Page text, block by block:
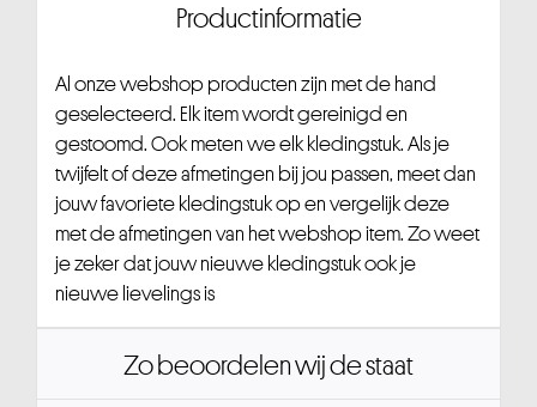
Productinformatie
Al onze webshop producten zijn met de hand
geselecteerd. Elk item wordt gereinigd en
gestoomd. Ook meten we elk kledingstuk. Als je
twijfelt of deze afmetingen bij jou passen, meet dan
jouw favoriete kledingstuk op en vergelijk deze
met de afmetingen van het webshop item. Zo weet
je zeker dat jouw nieuwe kledingstuk ook je
nieuwe lievelings is
Zo beoordelen wij de staat